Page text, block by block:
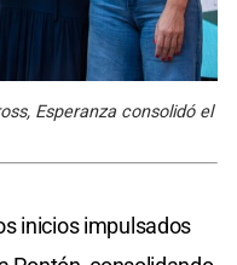
Esperanza consolidó el
inicios impulsados